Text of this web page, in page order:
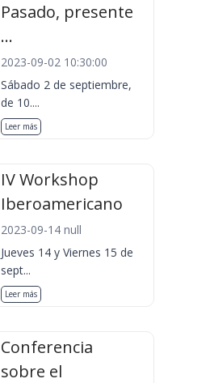
Pasado, presente
...
2023-09-02 10:30:00
Sábado 2 de septiembre,
de 10....
Leer más
IV Workshop
Iberoamericano
2023-09-14 null
Jueves 14 y Viernes 15 de
sept...
Leer más
Conferencia
sobre el